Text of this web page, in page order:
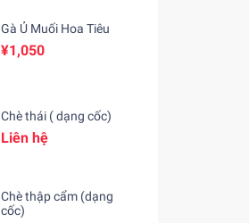
Gà Ủ Muối Hoa Tiêu
¥1,050
Chè thái ( dạng cốc)
Liên hệ
Chè thập cẩm (dạng
cốc)